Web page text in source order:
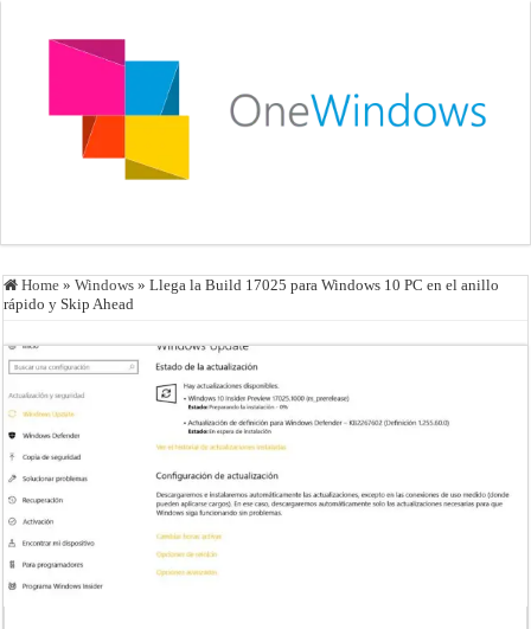
Home » Windows » Llega la Build 17025 para Windows 10 PC en el anillo
rápido y Skip Ahead